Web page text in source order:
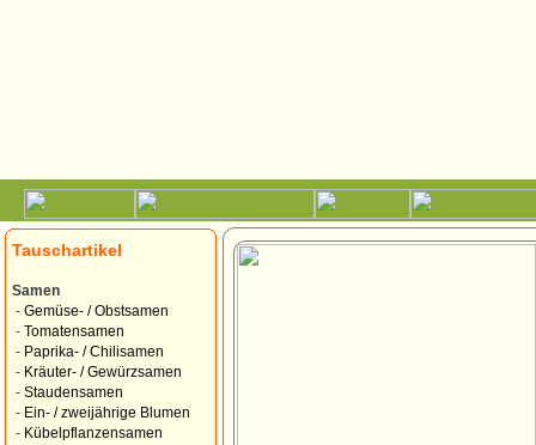
Tauschartikel
Samen
- Gemüse- / Obstsamen
- Tomatensamen
- Paprika- / Chilisamen
- Kräuter- / Gewürzsamen
- Staudensamen
- Ein- / zweijährige Blumen
- Kübelpflanzensamen